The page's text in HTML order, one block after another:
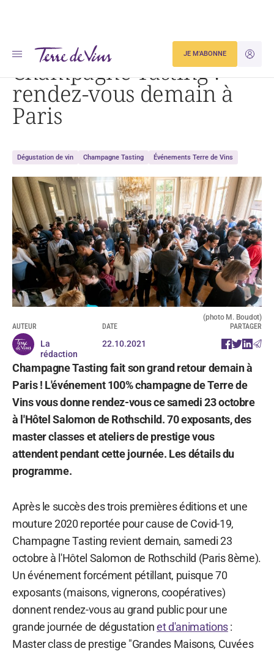
JE
JE M'ABONNE
Accueil Champagne Tasting : rendez-vous demain à Paris
Champagne Tasting :
rendez-vous demain à
Paris
Dégustation de vin Champagne Tasting Événements Terre de Vins
(photo M. Boudot)
AUTEUR
La
rédaction
DATE
22.10.2021
PARTAGER
Champagne Tasting fait son grand retour demain à
Paris ! L'événement 100% champagne de Terre de
Vins vous donne rendez-vous ce samedi 23 octobre
à l'Hôtel Salomon de Rothschild. 70 exposants, des
master classes et ateliers de prestige vous
attendent pendant cette journée. Les détails du
programme.
Après le succès des trois premières éditions et une
mouture 2020 reportée pour cause de Covid-19,
Champagne Tasting revient demain, samedi 23
octobre à l'Hôtel Salomon de Rothschild (Paris 8ème).
Un événement forcément pétillant, puisque 70
exposants (maisons, vignerons, coopératives)
donnent rendez-vous au grand public pour une
grande journée de dégustationet d'animations:
Master class de prestige "Grandes Maisons, Cuvées